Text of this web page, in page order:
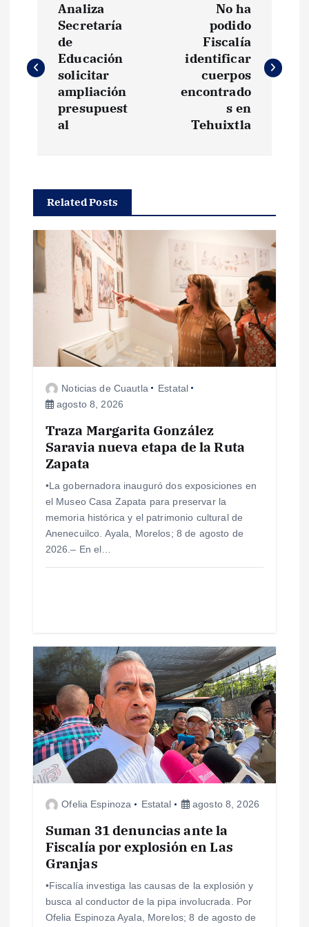
v
n
e
s
Analiza
Secretaría
de
Educación
solicitar
ampliación
presupuest
al
No ha
podido
Fiscalía
identificar
cuerpos
encontrado
s en
Tehuixtla
Related Posts
Noticias de Cuautla
Estatal
agosto 8, 2026
Traza Margarita González
Saravia nueva etapa de la Ruta
Zapata
•La gobernadora inauguró dos exposiciones en
el Museo Casa Zapata para preservar la
memoria histórica y el patrimonio cultural de
Anenecuilco. Ayala, Morelos; 8 de agosto de
2026.– En el…
Ofelia Espinoza Estatal agosto 8, 2026
Suman 31 denuncias ante la
Fiscalía por explosión en Las
Granjas
•Fiscalía investiga las causas de la explosión y
busca al conductor de la pipa involucrada. Por
Ofelia Espinoza Ayala, Morelos; 8 de agosto de